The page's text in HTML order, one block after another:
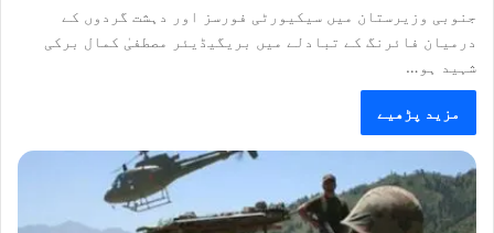
جنوبی وزیرستان میں سیکیورٹی فورسز اور دہشت گردوں کے
درمیان فائرنگ کے تبادلے میں بریگیڈیئر مصطفیٰ کمال برکی
شہید ہو…
مزید پڑھیے